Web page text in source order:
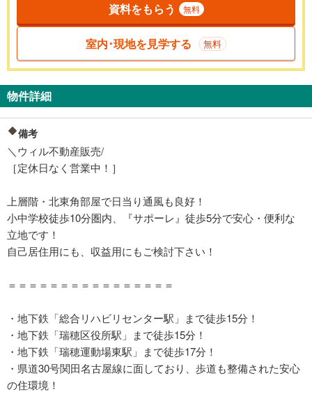
資料をもらう 無料
室内･現地を見学する 無料
物件詳細
備考
＼ウィル不動産販売/
［定休日なく営業中！］
上層階・北東角部屋で日当り通風も良好！
小中学校徒歩10分圏内、『サポーレ』徒歩5分で安心・便利な
立地です！
自己居住用にも、収益用にもご検討下さい！
＝＝＝＝＝＝＝＝＝＝＝＝＝＝＝＝
・地下鉄「総合リハビリセンター駅」まで徒歩15分！
・地下鉄「瑞穂区役所駅」まで徒歩15分！
・地下鉄「瑞穂運動場東駅」まで徒歩17分！
・県道30号関田名古屋線に面しており、歩道も整備された安心
の住環境！